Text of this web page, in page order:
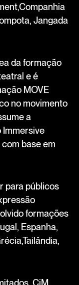
Jangada
da formação
e é
MOVE
no movimento
a
Immersive
base em
para públicos
formações
Espanha,
CiM